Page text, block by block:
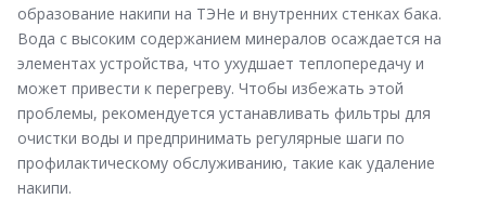
образование накипи на ТЭНе и внутренних стенках бака.
Вода с высоким содержанием минералов осаждается на
элементах устройства, что ухудшает теплопередачу и
может привести к перегреву. Чтобы избежать этой
проблемы, рекомендуется устанавливать фильтры для
очистки воды и предпринимать регулярные шаги по
профилактическому обслуживанию, такие как удаление
накипи.